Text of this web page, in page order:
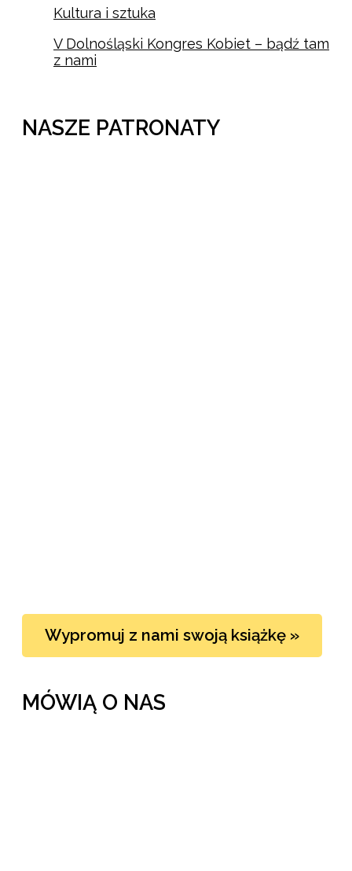
Kultura i sztuka
V Dolnośląski Kongres Kobiet – bądź tam
z nami
NASZE PATRONATY
Wypromuj z nami swoją książkę »
MÓWIĄ O NAS